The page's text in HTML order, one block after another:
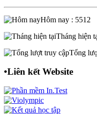
Hôm nay : 5512
Tháng hiện
Tổng
•Liên kết Website